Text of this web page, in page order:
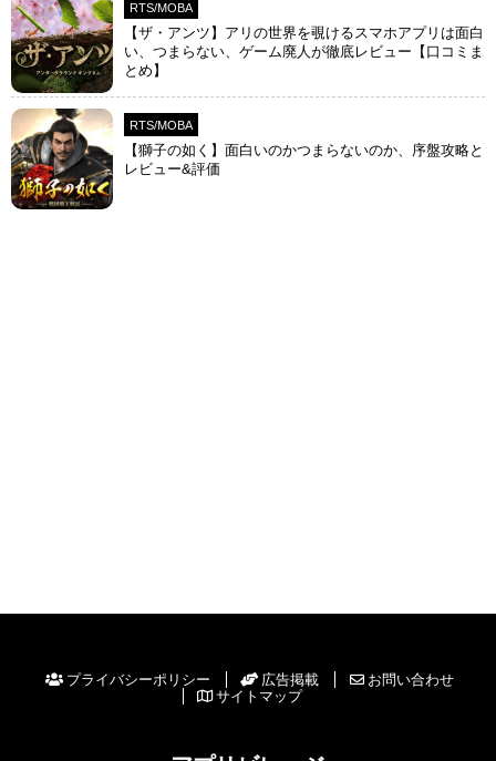
RTS/MOBA
【ザ・アンツ】アリの世界を覗けるスマホアプリは面白
い、つまらない、ゲーム廃人が徹底レビュー【口コミま
とめ】
RTS/MOBA
【獅子の如く】面白いのかつまらないのか、序盤攻略と
レビュー&評価
プライバシーポリシー 広告掲載
お問い合わせ
サイトマップ